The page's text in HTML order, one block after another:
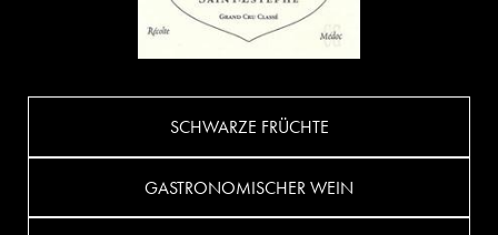
SCHWARZE FRÜCHTE
GASTRONOMISCHER WEIN